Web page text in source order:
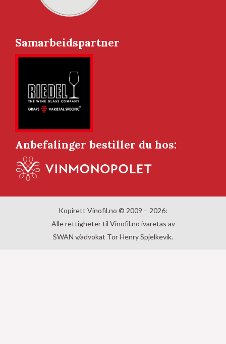
Samarbeidspartner
Anbefalinger bestiller du hos:
Kopirett Vinofil.no © 2009 – 2026:
Alle rettigheter til Vinofil.no ivaretas av
SWAN v/advokat Tor Henry Spjelkevik.